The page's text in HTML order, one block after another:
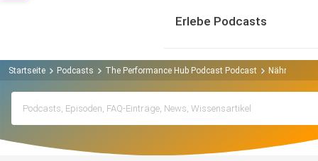
Erlebe Podcasts
Startseite Podcasts The Performance Hub Podcast Podcast Nährstoffe